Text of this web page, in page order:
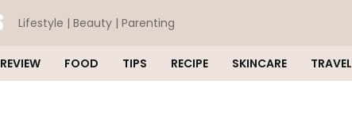
Lifestyle | Beauty | Parenting
REVIEW FOOD TIPS RECIPE SKINCARE TRAVEL